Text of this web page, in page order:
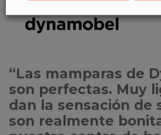
“Las mamparas de
son perfectas. Muy
dan la sensación de
son realmente